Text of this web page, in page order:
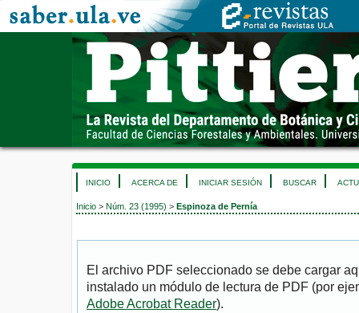
INICIO ACERCA DE INICIAR SESIÓN BUSCAR
Inicio > Núm. 23 (1995) > Espinoza de Pernía
El archivo PDF seleccionado se debe cargar
instalado un módulo de lectura de PDF (por
Adobe Acrobat Reader).